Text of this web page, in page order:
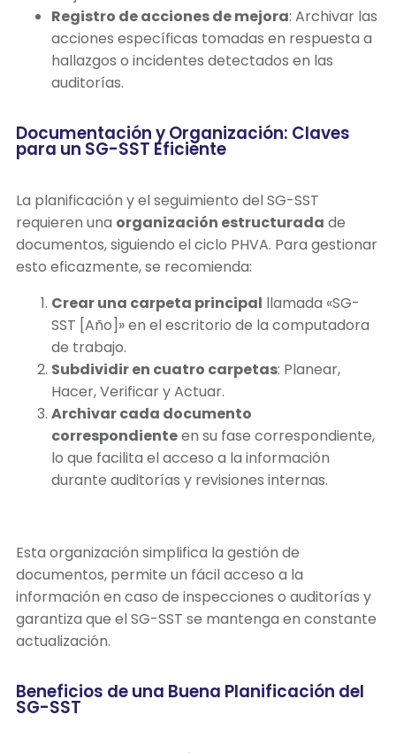
Registro de acciones de mejora: Archivar las
acciones específicas tomadas en respuesta a
hallazgos o incidentes detectados en las
auditorías.
Documentación y Organización: Claves
para un SG-SST Eficiente
La planificación y el seguimiento del SG-SST
requieren una organización estructurada de
documentos, siguiendo el ciclo PHVA. Para gestionar
esto eficazmente, se recomienda:
Crear una carpeta principal llamada «SG-
SST [Año]» en el escritorio de la computadora
de trabajo.
Subdividir en cuatro carpetas: Planear,
Hacer, Verificar y Actuar.
Archivar cada documento
correspondienteen su fase correspondiente,
lo que facilita el acceso a la información
durante auditorías y revisiones internas.
Esta organización simplifica la gestión de
documentos, permite un fácil acceso a la
información en caso de inspecciones o auditorías y
garantiza que el SG-SST se mantenga en constante
actualización.
Beneficios de una Buena Planificación del
SG-SST